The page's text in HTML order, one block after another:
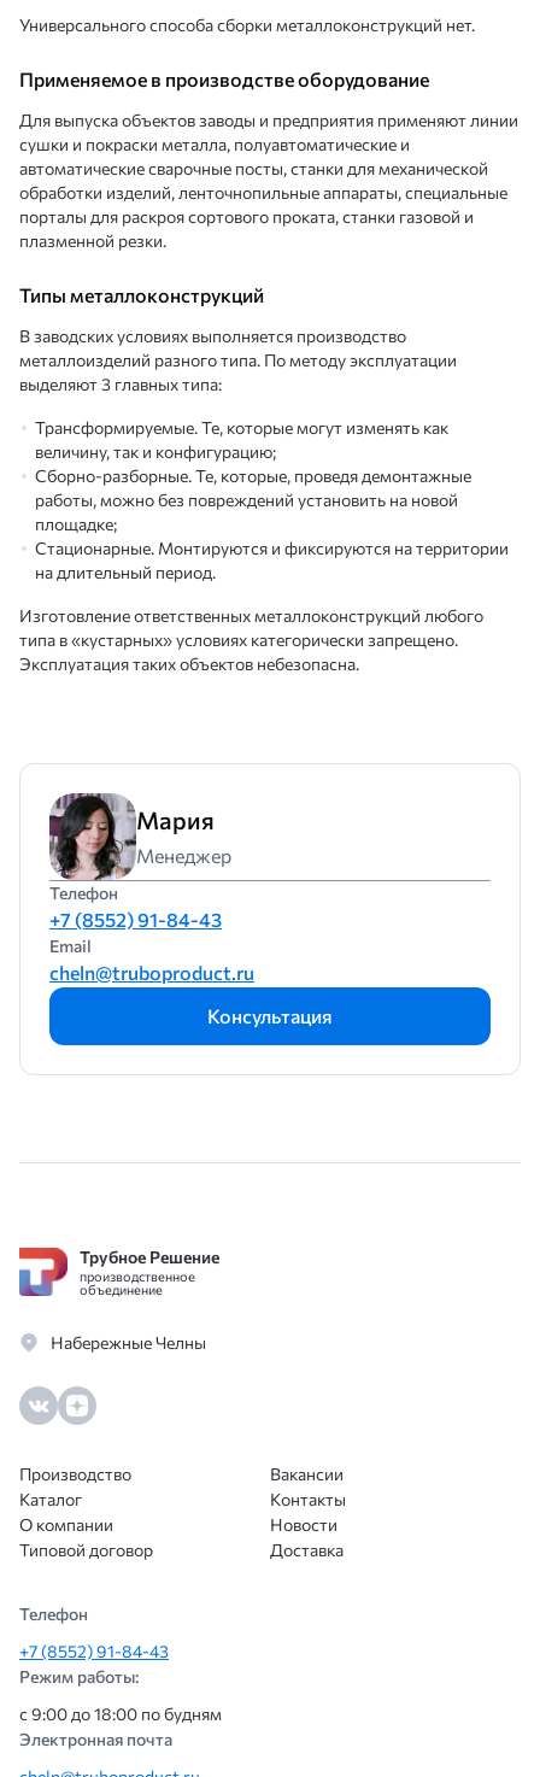
Универсального способа сборки металлоконструкций нет.
Применяемое в производстве оборудование
Для выпуска объектов заводы и предприятия применяют линии
сушки и покраски металла, полуавтоматические и
автоматические сварочные посты, станки для механической
обработки изделий, ленточнопильные аппараты, специальные
порталы для раскроя сортового проката, станки газовой и
плазменной резки.
Типы металлоконструкций
В заводских условиях выполняется производство
металлоизделий разного типа. По методу эксплуатации
выделяют 3 главных типа:
Трансформируемые. Те, которые могут изменять как
величину, так и конфигурацию;
Сборно-разборные. Те, которые, проведя демонтажные
работы, можно без повреждений установить на новой
площадке;
Стационарные. Монтируются и фиксируются на территории
на длительный период.
Изготовление ответственных металлоконструкций любого
типа в «кустарных» условиях категорически запрещено.
Эксплуатация таких объектов небезопасна.
Мария
Менеджер
Телефон
+7 (8552) 91-84-43
Email
cheln@truboproduct.ru
Консультация
Трубное Решение
производственное
объединение
Набережные Челны
Производство
Каталог
О компании
Типовой договор
Вакансии
Контакты
Новости
Доставка
Телефон
+7 (8552) 91-84-43
Режим работы:
с 9:00 до 18:00 по будням
Электронная почта